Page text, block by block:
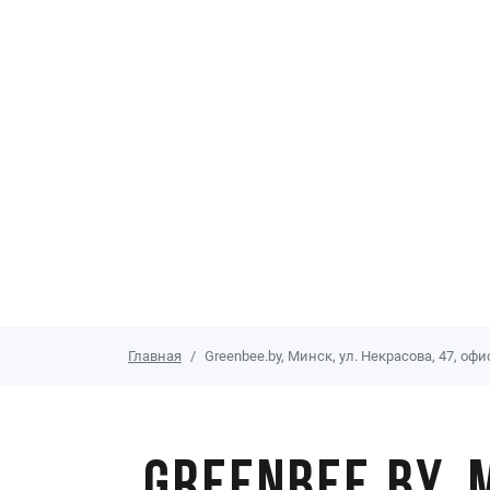
Главная Greenbee.by, Минск, ул. Некрасова, 47,